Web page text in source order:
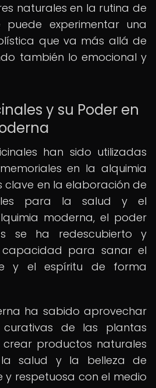
naturales en la rutina de
puede experimentar una
que va más allá de
también lo emocional y
y su Poder en
han sido utilizadas
en la alquimia
clave en la elaboración de
para la salud y el
moderna, el poder
se ha redescubierto y
para sanar el
y el espíritu de forma
ha sabido aprovechar
de las plantas
productos naturales
la salud y la belleza de
y respetuosa con el medio